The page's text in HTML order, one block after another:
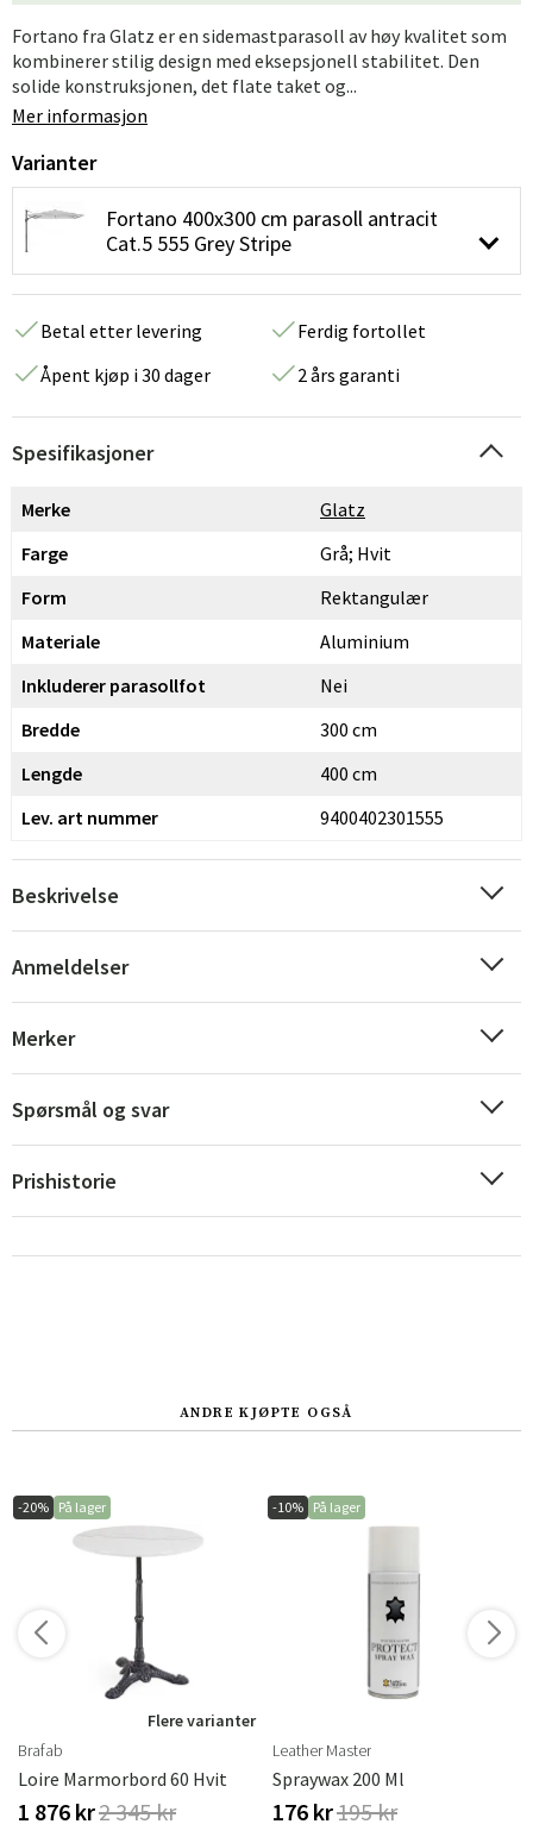
Norge
Suomi
Fortano fra Glatz er en sidemastparasoll av høy kvalitet som
kombinerer stilig design med eksepsjonell stabilitet. Den
solide konstruksjonen, det flate taket og...
Mer informasjon
Varianter
Fortano 400x300 cm parasoll antracit
Cat.5 555 Grey Stripe
Betal etter levering
Ferdig fortollet
Åpent kjøp i 30 dager
2 års garanti
Spesifikasjoner
Merke
Glatz
Farge
Grå; Hvit
Form
Rektangulær
Materiale
Aluminium
Inkluderer parasollfot
Nei
Bredde
300 cm
Lengde
400 cm
Lev. art nummer
9400402301555
Beskrivelse
Anmeldelser
Merker
Spørsmål og svar
Prishistorie
ANDRE KJØPTE OGSÅ
-20% På lager
Flere varianter
Brafab
Loire Marmorbord 60 Hvit
1 876 kr2 345 kr
-10% På lager
Leather Master
Spraywax 200 Ml
176 kr195 kr